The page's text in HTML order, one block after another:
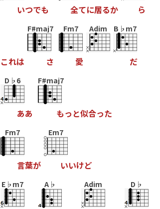
いつでも 全てに居るか ら
これは
F#maj7
さ
Fm7
愛
Adim B♭m7
だ
D♭6
ああ
F#maj7
もっ と似合った
Fm7
言葉が
Em7
いいけど
E♭m7 A♭ Adim D♭